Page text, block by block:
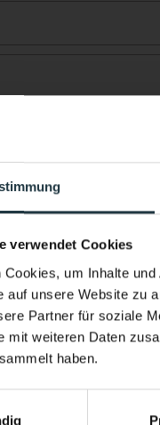
verwendet Cookies
Cookies, um Inhalte
auf unsere Website zu
Partner für soziale
mit weiteren Daten
haben.
mich für:*
(Klettern,